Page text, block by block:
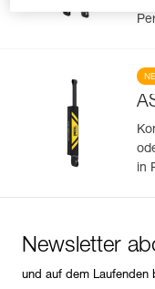
in
Newsletter
und auf dem Laufenden